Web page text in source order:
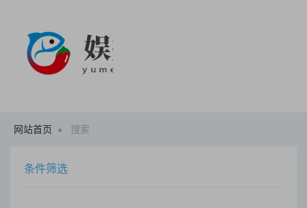
网站首页 搜索
条件筛选